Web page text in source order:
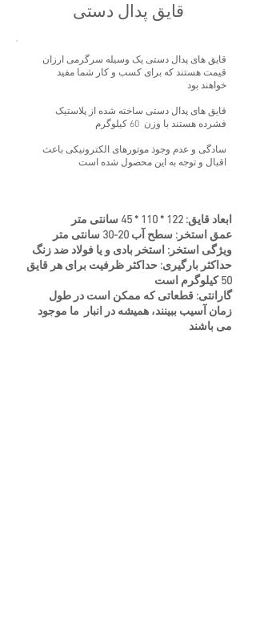
قایق پدال دستی
قایق های پدال دستی یک وسیله سرگرمی ارزان
قیمت هستند که برای کسب و کار شما مفید
خواهند بود
قایق های پدال دستی ساخته شده از پلاستیک
فشرده هستند با وزن 60 کیلوگرم
سادگی و عدم وجوذ موتورهای الکترونیکی باعث
اقبال و توجه به این محصول شده است
ابعاد قایق: 122 * 110 * 45 سانتی متر
عمق استخر: سطح آب 20-30 سانتی متر
ویژگی استخر: استخر بادی و یا فولاد ضد زنگ
حداکثر بارگیری: حداکثر ظرفیت برای هر قایق
50 کیلوگرم است
گارانتی: قطعاتی که ممکن است در طول
زمان آسیب ببینند، همیشه در انبار ما موجود
می باشند